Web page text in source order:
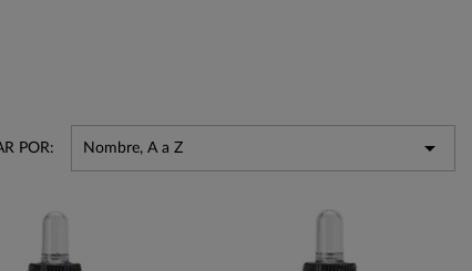
POR: Nombre, A a Z 